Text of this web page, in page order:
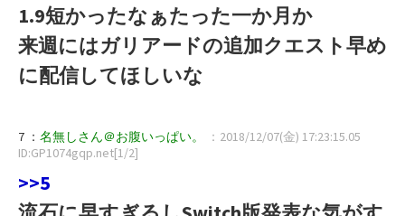
1.9短かったなぁたった一か月か
来週にはガリアードの追加クエスト早め
に配信してほしいな
7 ： 名無しさん＠お腹いっぱい。
：2018/12/07(金) 17:23:15.05
ID:GP1074gqp.net[1/2]
>>5